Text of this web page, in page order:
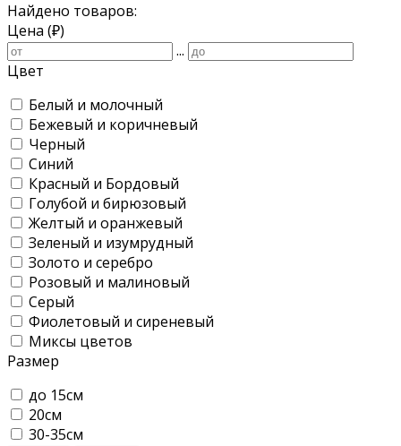
Найдено товаров:
Цена (₽)
...
Цвет
Белый и молочный
Бежевый и коричневый
Черный
Синий
Красный и Бордовый
Голубой и бирюзовый
Желтый и оранжевый
Зеленый и изумрудный
Золото и серебро
Розовый и малиновый
Серый
Фиолетовый и сиреневый
Миксы цветов
Размер
до 15см
20см
30-35см